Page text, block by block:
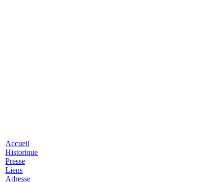
Accueil
Historique
Presse
Liens
Adresse